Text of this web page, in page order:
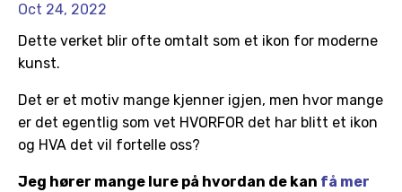
Oct 24, 2022
Dette verket blir ofte omtalt som et ikon for moderne
kunst.
Det er et motiv mange kjenner igjen, men hvor mange
er det egentlig som vet HVORFOR det har blitt et ikon
og HVA det vil fortelle oss?
Jeg hører mange lure på hvordan de kan få mer